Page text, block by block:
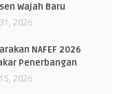
Wajah Baru
2026
NAFEF 2026
Penerbangan
2026